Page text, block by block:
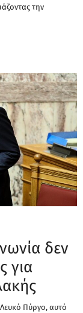
την
δεν
για
Πύργο, αυτό